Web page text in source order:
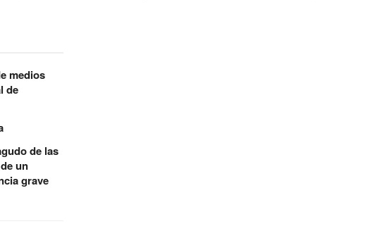
medios
de
de las
un
grave